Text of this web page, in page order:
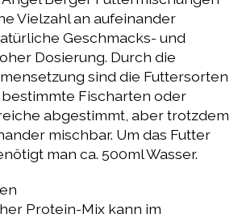
Vielzahl an aufeinander
Geschmacks- und
Dosierung. Durch die
sind die Futtersorten
Fischarten oder
abgestimmt, aber trotzdem
mischbar. Um das Futter
man ca. 500ml Wasser.
Protein-Mix kann im